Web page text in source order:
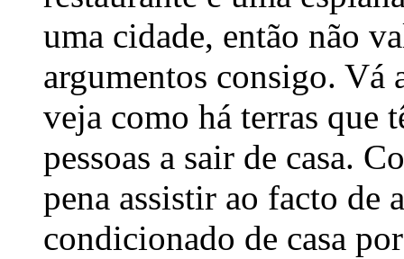
uma cidade, então não
argumentos consigo. Vá
veja como há terras que
pessoas a sair de casa.
pena assistir ao facto de
condicionado de casa